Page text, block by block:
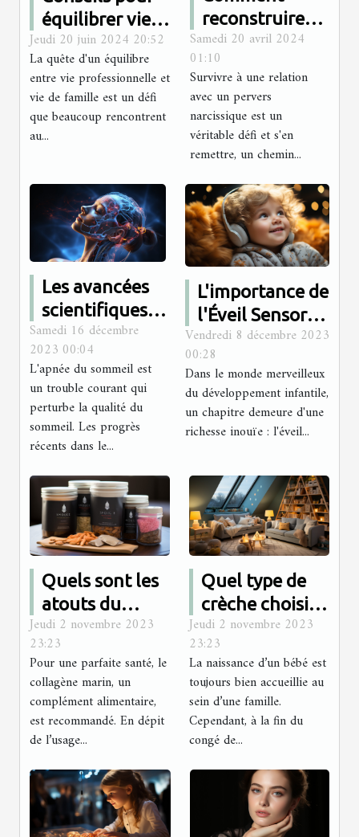
équilibrer vie
professionnelle
et vie de
famille :
stratégies et
astuces
Jeudi 20 juin 2024 20:52
La quête d'un équilibre
entre vie professionnelle et
vie de famille est un défi
que beaucoup rencontrent
au...
reconstruire
son estime de
soi après avoir
été victime
d'un pervers
narcissique
Samedi 20 avril 2024
01:10
Survivre à une relation
avec un pervers
narcissique est un
véritable défi et s'en
remettre, un chemin...
Les avancées
scientifiques
dans le
traitement de
l'apnée du
sommeil
Samedi 16 décembre
2023 00:04
L'apnée du sommeil est
un trouble courant qui
perturbe la qualité du
sommeil. Les progrès
récents dans le...
L'importance de
l'Éveil Sensoriel
dans le
Développement
des Nourrissons
Vendredi 8 décembre 2023
00:28
Dans le monde merveilleux
du développement infantile,
un chapitre demeure d'une
richesse inouïe : l'éveil...
Quels sont les
atouts du
collagène
marin ?
Jeudi 2 novembre 2023
23:23
Pour une parfaite santé, le
collagène marin, un
complément alimentaire,
est recommandé. En dépit
de l’usage...
Quel type de
crèche choisir
pour son bébé ?
Jeudi 2 novembre 2023
23:23
La naissance d’un bébé est
toujours bien accueillie au
sein d’une famille.
Cependant, à la fin du
congé de...